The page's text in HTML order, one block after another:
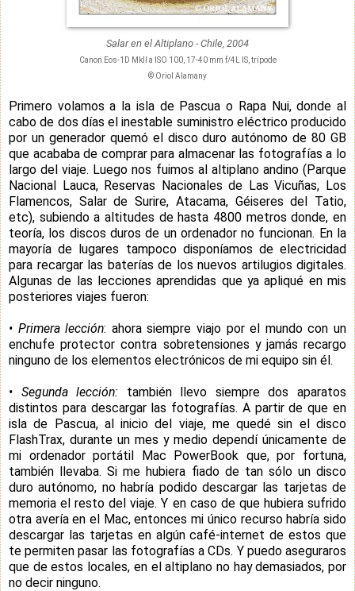
Salar en el Altiplano - Chile, 2004
Canon Eos-1D MkII a ISO 100, 17-40 mm f/4L IS, trípode
© Oriol Alamany
Primero volamos a la isla de Pascua o Rapa Nui, donde al
cabo de dos días el inestable suministro eléctrico producido
por un generador quemó el disco duro autónomo de 80 GB
que acababa de comprar para almacenar las fotografías a lo
largo del viaje. Luego nos fuimos al altiplano andino (Parque
Nacional Lauca, Reservas Nacionales de Las Vicuñas, Los
Flamencos, Salar de Surire, Atacama, Géiseres del Tatio,
etc), subiendo a altitudes de hasta 4800 metros donde, en
teoría, los discos duros de un ordenador no funcionan. En la
mayoría de lugares tampoco disponíamos de electricidad
para recargar las baterías de los nuevos artilugios digitales.
Algunas de las lecciones aprendidas que ya apliqué en mis
posteriores viajes fueron:
• Primera lección: ahora siempre viajo por el mundo con un
enchufe protector contra sobretensiones y jamás recargo
ninguno de los elementos electrónicos de mi equipo sin él.
• Segunda lección: también llevo siempre dos aparatos
distintos para descargar las fotografías. A partir de que en
isla de Pascua, al inicio del viaje, me quedé sin el disco
FlashTrax, durante un mes y medio dependí únicamente de
mi ordenador portátil Mac PowerBook que, por fortuna,
también llevaba. Si me hubiera fiado de tan sólo un disco
duro autónomo, no habría podido descargar las tarjetas de
memoria el resto del viaje. Y en caso de que hubiera sufrido
otra avería en el Mac, entonces mi único recurso habría sido
descargar las tarjetas en algún café-internet de estos que
te permiten pasar las fotografías a CDs. Y puedo aseguraros
que de estos locales, en el altiplano no hay demasiados, por
no decir ninguno.